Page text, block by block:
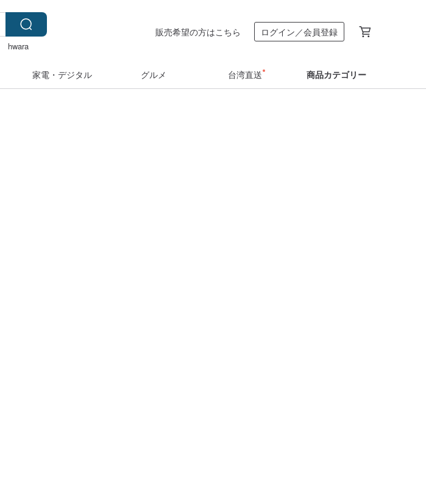
hwara
販売希望の方はこちら ログイン／会員登録
家電・デジタル グルメ 台湾直送 商品カテゴリー